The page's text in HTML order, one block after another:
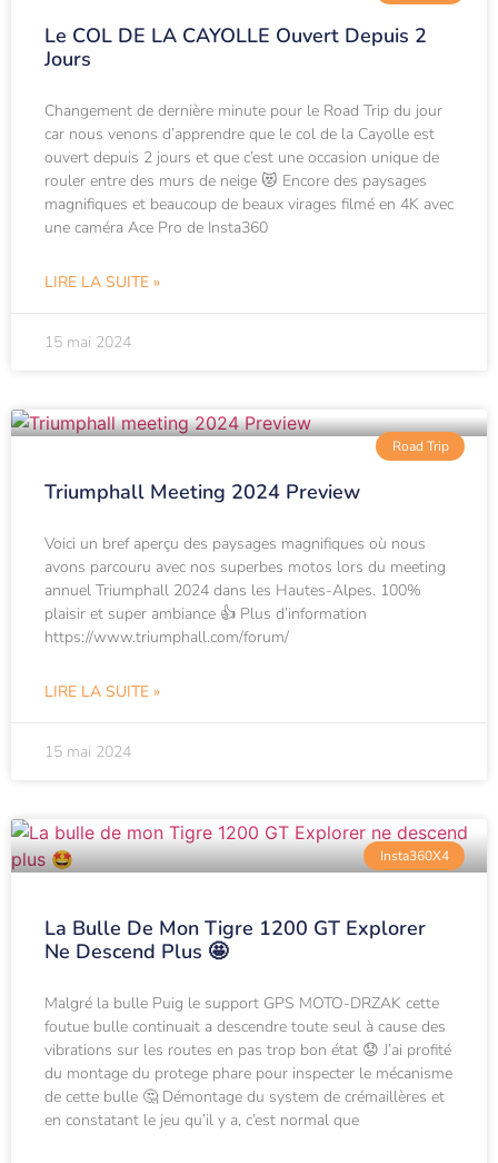
Le COL DE LA CAYOLLE Ouvert Depuis 2
Jours
Changement de dernière minute pour le Road Trip du jour
car nous venons d’apprendre que le col de la Cayolle est
ouvert depuis 2 jours et que c’est une occasion unique de
rouler entre des murs de neige 😻 Encore des paysages
magnifiques et beaucoup de beaux virages filmé en 4K avec
une caméra Ace Pro de Insta360
LIRE LA SUITE »
15 mai 2024
Road Trip
Triumphall Meeting 2024 Preview
Voici un bref aperçu des paysages magnifiques où nous
avons parcouru avec nos superbes motos lors du meeting
annuel Triumphall 2024 dans les Hautes-Alpes. 100%
plaisir et super ambiance 👍 Plus d’information
https://www.triumphall.com/forum/
LIRE LA SUITE »
15 mai 2024
Insta360X4
La Bulle De Mon Tigre 1200 GT Explorer
Ne Descend Plus 🤩
Malgré la bulle Puig le support GPS MOTO-DRZAK cette
foutue bulle continuait a descendre toute seul à cause des
vibrations sur les routes en pas trop bon état 😟 J’ai profité
du montage du protege phare pour inspecter le mécanisme
de cette bulle 🤔 Démontage du system de crémaillères et
en constatant le jeu qu’il y a, c’est normal que